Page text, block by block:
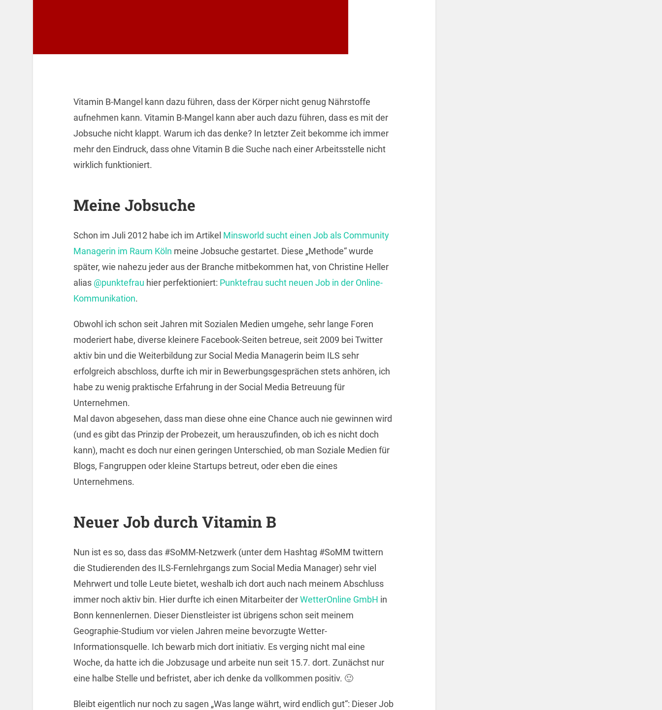
Vitamin B-Mangel kann dazu führen, dass der Körper nicht genug Nährstoffe
aufnehmen kann. Vitamin B-Mangel kann aber auch dazu führen, dass es mit der
Jobsuche nicht klappt. Warum ich das denke? In letzter Zeit bekomme ich immer
mehr den Eindruck, dass ohne Vitamin B die Suche nach einer Arbeitsstelle nicht
wirklich funktioniert.
Meine Jobsuche
Schon im Juli 2012 habe ich im Artikel Minsworld sucht einen Job als Community
Managerin im Raum Köln meine Jobsuche gestartet. Diese „Methode“ wurde
später, wie nahezu jeder aus der Branche mitbekommen hat, von Christine Heller
alias @punktefrau hier perfektioniert: Punktefrau sucht neuen Job in der Online-
Kommunikation.
Obwohl ich schon seit Jahren mit Sozialen Medien umgehe, sehr lange Foren
moderiert habe, diverse kleinere Facebook-Seiten betreue, seit 2009 bei Twitter
aktiv bin und die Weiterbildung zur Social Media Managerin beim ILS sehr
erfolgreich abschloss, durfte ich mir in Bewerbungsgesprächen stets anhören, ich
habe zu wenig praktische Erfahrung in der Social Media Betreuung für
Unternehmen.
Mal davon abgesehen, dass man diese ohne eine Chance auch nie gewinnen wird
(und es gibt das Prinzip der Probezeit, um herauszufinden, ob ich es nicht doch
kann), macht es doch nur einen geringen Unterschied, ob man Soziale Medien für
Blogs, Fangruppen oder kleine Startups betreut, oder eben die eines
Unternehmens.
Neuer Job durch Vitamin B
Nun ist es so, dass das #SoMM-Netzwerk (unter dem Hashtag #SoMM twittern
die Studierenden des ILS-Fernlehrgangs zum Social Media Manager) sehr viel
Mehrwert und tolle Leute bietet, weshalb ich dort auch nach meinem Abschluss
immer noch aktiv bin. Hier durfte ich einen Mitarbeiter derWetterOnline GmbH in
Bonn kennenlernen. Dieser Dienstleister ist übrigens schon seit meinem
Geographie-Studium vor vielen Jahren meine bevorzugte Wetter-
Informationsquelle. Ich bewarb mich dort initiativ. Es verging nicht mal eine
Woche, da hatte ich die Jobzusage und arbeite nun seit 15.7. dort. Zunächst nur
eine halbe Stelle und befristet, aber ich denke da vollkommen positiv. 🙂
Bleibt eigentlich nur noch zu sagen „Was lange währt, wird endlich gut“: Dieser Job